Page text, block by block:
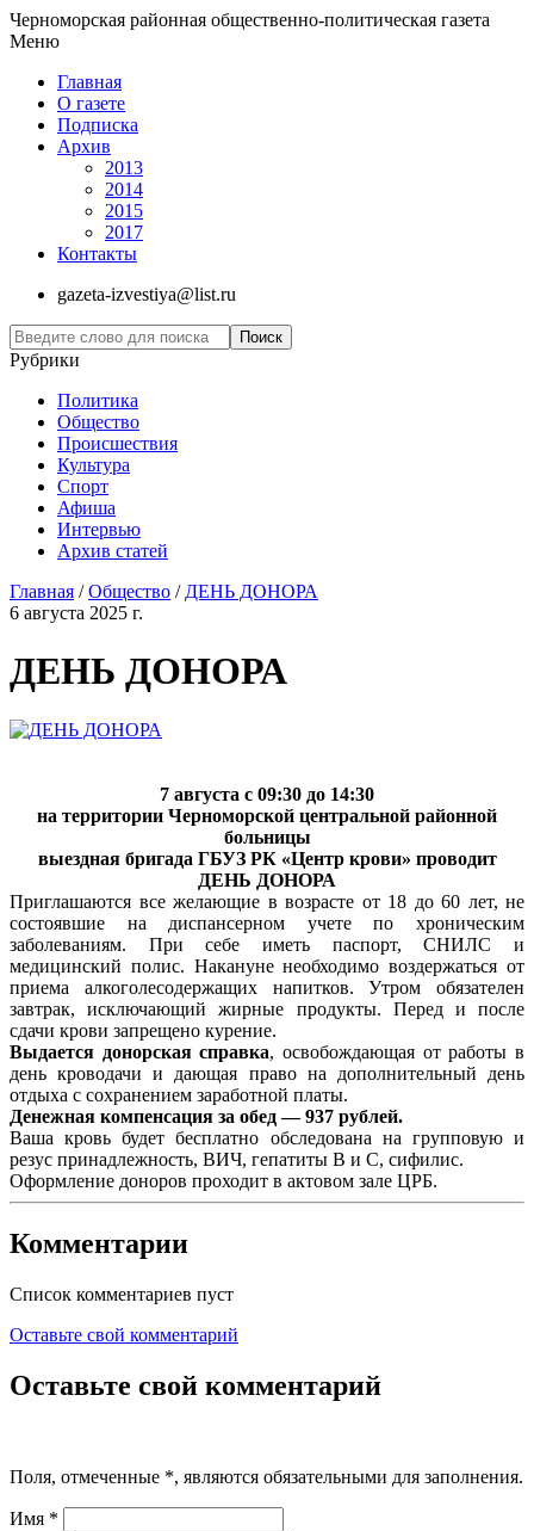
Черноморская районная общественно-политическая газета
Меню
Главная
О газете
Подписка
Архив
2013
2014
2015
2017
Контакты
gazeta-izvestiya@list.ru
Рубрики
Политика
Общество
Проиcшествия
Культура
Спорт
Афиша
Интервью
Архив статей
Главная /Общество / ДЕНЬ ДОНОРА
6 августа 2025 г.
ДЕНЬ ДОНОРА
7 августа с 09:30 до 14:30
на территории Черноморской центральной районной
больницы
выездная бригада ГБУЗ РК «Центр крови» проводит
ДЕНЬ ДОНОРА
Приглашаются все желающие в возрасте от 18 до 60 лет, не
состоявшие на диспансерном учете по хроническим
заболеваниям. При себе иметь паспорт, СНИЛС и
медицинский полис. Накануне необходимо воздержаться от
приема алкоголесодержащих напитков. Утром обязателен
завтрак, исключающий жирные продукты. Перед и после
сдачи крови запрещено курение.
Выдается донорская справка, освобождающая от работы в
день кроводачи и дающая право на дополнительный день
отдыха с сохранением заработной платы.
Денежная компенсация за обед — 937 рублей.
Ваша кровь будет бесплатно обследована на групповую и
резус принадлежность, ВИЧ, гепатиты В и С, сифилис.
Оформление доноров проходит в актовом зале ЦРБ.
Комментарии
Список комментариев пуст
Оставьте свой комментарий
Оставьте свой комментарий
Поля, отмеченные *, являются обязательными для заполнения.
Имя *